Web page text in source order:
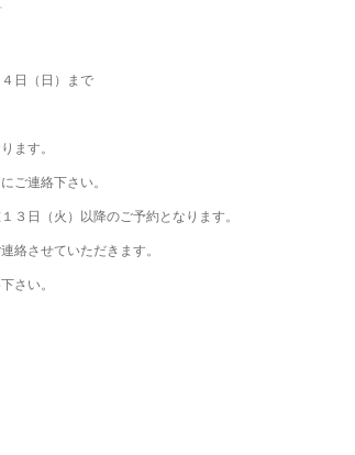
日（日）まで
ます。
ご連絡下さい。
３日（火）以降のご予約となります。
絡させていただきます。
さい。